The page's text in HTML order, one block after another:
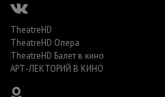
TheatreHD
TheatreHD Опера
TheatreHD Балет в кино
АРТ-ЛЕКТОРИЙ В КИНО